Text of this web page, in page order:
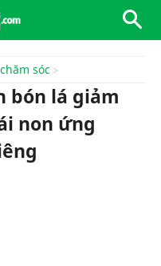
sóc
bón lá giảm
non ứng